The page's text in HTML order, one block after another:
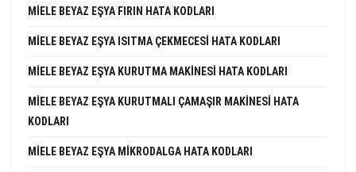
MIELE BEYAZ EŞYA FIRIN HATA KODLARI
MIELE BEYAZ EŞYA ISITMA ÇEKMECESI HATA KODLARI
MIELE BEYAZ EŞYA KURUTMA MAKINESI HATA KODLARI
MIELE BEYAZ EŞYA KURUTMALI ÇAMAŞIR MAKINESI HATA
KODLARI
MIELE BEYAZ EŞYA MIKRODALGA HATA KODLARI